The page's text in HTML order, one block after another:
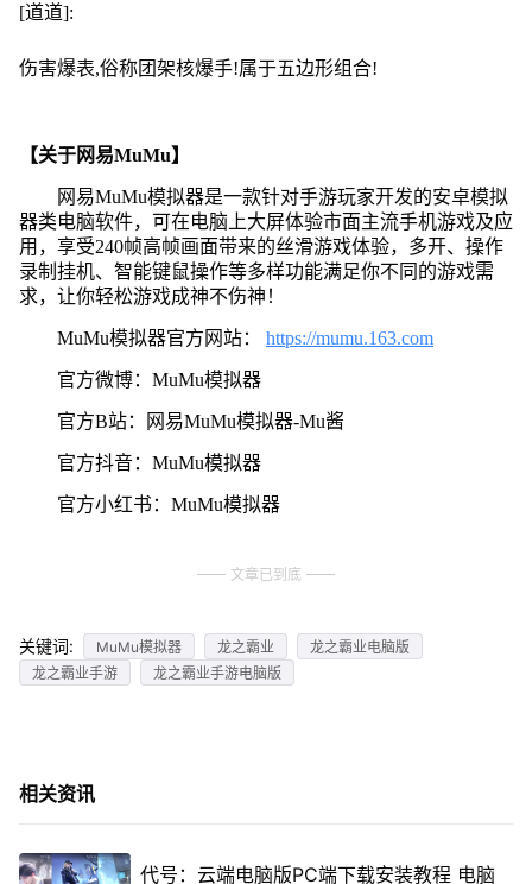
[道道]:
伤害爆表,俗称团架核爆手!属于五边形组合!
【关于网易MuMu】
网易MuMu模拟器是一款针对手游玩家开发的安卓模拟
器类电脑软件，可在电脑上大屏体验市面主流手机游戏及应
用，享受240帧高帧画面带来的丝滑游戏体验，多开、操作
录制挂机、智能键鼠操作等多样功能满足你不同的游戏需
求，让你轻松游戏成神不伤神！
MuMu模拟器官方网站： https://mumu.163.com
官方微博：MuMu模拟器
官方B站：网易MuMu模拟器-Mu酱
官方抖音：MuMu模拟器
官方小红书：MuMu模拟器
文章已到底
关键词: MuMu模拟器 龙之霸业
龙之霸业电脑版
龙之霸业手游
龙之霸业手游电脑版
相关资讯
代号：云端电脑版PC端下载安装教程 电脑